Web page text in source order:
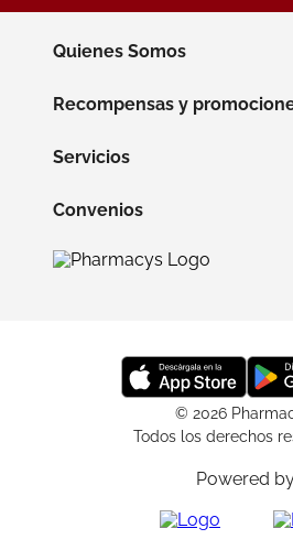
Quienes Somos
Recompensas y
Servicios
Convenios
© 2026
Todos los derechos
Powered